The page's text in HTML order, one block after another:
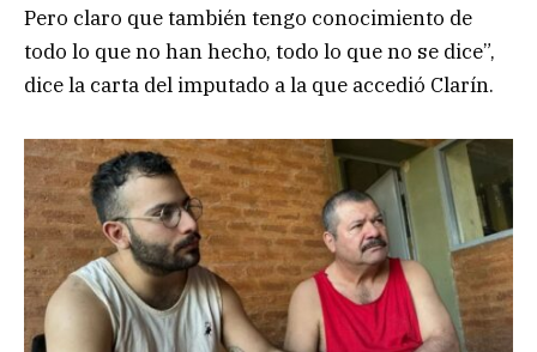
Pero claro que también tengo conocimiento de
todo lo que no han hecho, todo lo que no se dice”,
dice la carta del imputado a la que accedió Clarín.